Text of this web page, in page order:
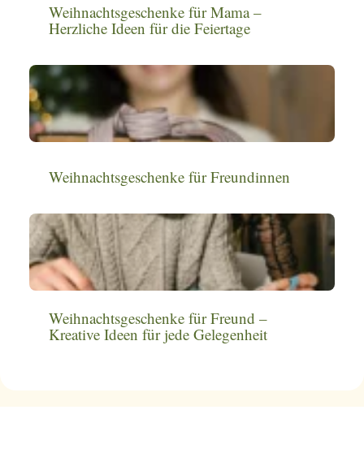
Weihnachtsgeschenke für Mama –
Herzliche Ideen für die Feiertage
Weihnachtsgeschenke für Freundinnen
Weihnachtsgeschenke für Freund –
Kreative Ideen für jede Gelegenheit